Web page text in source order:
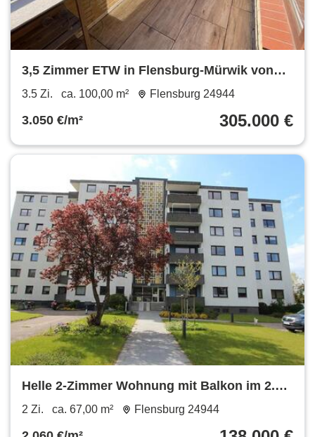
3,5 Zimmer ETW in Flensburg-Mürwik von
privat zu verkaufen
3.5 Zi. ca. 100,00 m² Flensburg 24944
3.050 €/m² 305.000 €
Helle 2-Zimmer Wohnung mit Balkon im 2.
OG in Flensburg-Mürwik
2 Zi. ca. 67,00 m² Flensburg 24944